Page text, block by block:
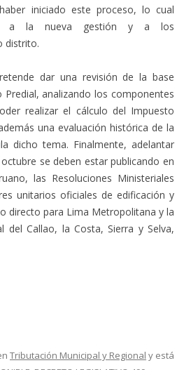
iniciado este proceso, lo cual
a la nueva gestión y a los
distrito.
dar una revisión de la base
analizando los componentes
realizar el cálculo del Impuesto
una evaluación histórica de la
dicho tema. Finalmente, adelantar
se deben estar publicando en
las Resoluciones Ministeriales
unitarios oficiales de edificación y
directo para Lima Metropolitana y la
del Callao, la Costa, Sierra y Selva,
Tributación Municipal y Regional y está